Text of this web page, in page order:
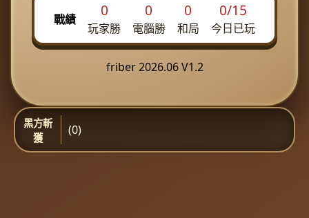
戰績 0
玩家勝
0
電腦勝
0
和局
0/15
今日已玩
friber 2026.06 V1.2
黑方斬
獲
(0)